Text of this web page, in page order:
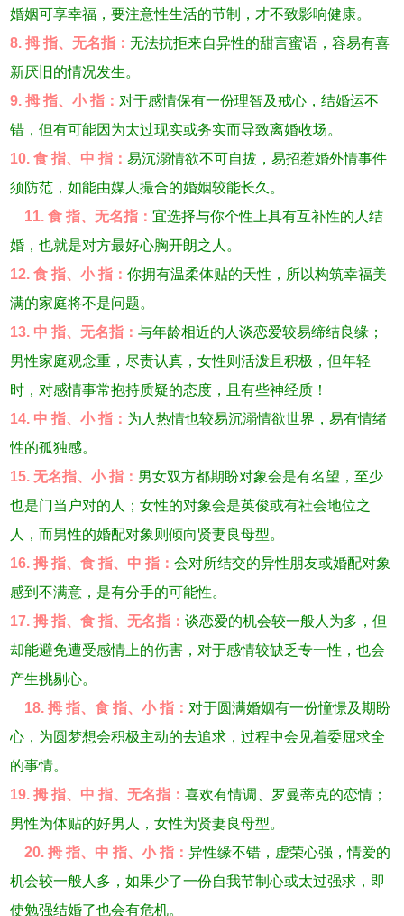
婚姻可享幸福，要注意性生活的节制，才不致影响健康。
8. 拇 指、无名指：无法抗拒来自异性的甜言蜜语，容易有喜
新厌旧的情况发生。
9. 拇 指、小 指： 对于感情保有一份理智及戒心，结婚运不
错，但有可能因为太过现实或务实而导致离婚收场。
10. 食 指、中 指：易沉溺情欲不可自拔，易招惹婚外情事件
须防范，如能由媒人撮合的婚姻较能长久。
11. 食 指、无名指：宜选择与你个性上具有互补性的人结
婚，也就是对方最好心胸开朗之人。
12. 食 指、小 指：你拥有温柔体贴的天性，所以构筑幸福美
满的家庭将不是问题。
13. 中 指、无名指：与年龄相近的人谈恋爱较易缔结良缘；
男性家庭观念重，尽责认真，女性则活泼且积极，但年轻
时，对感情事常抱持质疑的态度，且有些神经质！
14. 中 指、小 指： 为人热情也较易沉溺情欲世界，易有情绪
性的孤独感。
15. 无名指、小 指： 男女双方都期盼对象会是有名望，至少
也是门当户对的人；女性的对象会是英俊或有社会地位之
人，而男性的婚配对象则倾向贤妻良母型。
16. 拇 指、食 指、中 指：会对所结交的异性朋友或婚配对象
感到不满意，是有分手的可能性。
17. 拇 指、食 指、无名指：谈恋爱的机会较一般人为多，但
却能避免遭受感情上的伤害，对于感情较缺乏专一性，也会
产生挑剔心。
18. 拇 指、食 指、小 指： 对于圆满婚姻有一份憧憬及期盼
心，为圆梦想会积极主动的去追求，过程中会见着委屈求全
的事情。
19. 拇 指、中 指、无名指：喜欢有情调、罗曼蒂克的恋情；
男性为体贴的好男人，女性为贤妻良母型。
20. 拇 指、中 指、小 指：异性缘不错，虚荣心强，情爱的
机会较一般人多，如果少了一份自我节制心或太过强求，即
使勉强结婚了也会有危机。